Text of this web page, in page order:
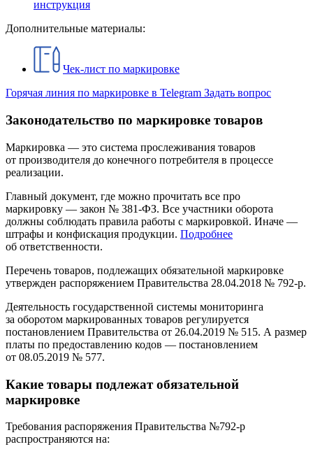
инструкция
Дополнительные материалы:
Чек-лист по маркировке
Горячая линия по маркировке в Telegram Задать вопрос
Законодательство по маркировке товаров
Маркировка — это система прослеживания товаров
от производителя до конечного потребителя в процессе
реализации.
Главный документ, где можно прочитать все про
маркировку — закон № 381-ФЗ. Все участники оборота
должны соблюдать правила работы с маркировкой. Иначе —
штрафы и конфискация продукции. Подробнее
об ответственности.
Перечень товаров, подлежащих обязательной маркировке
утвержден распоряжением Правительства 28.04.2018 № 792-р.
Деятельность государственной системы мониторинга
за оборотом маркированных товаров регулируется
постановлением Правительства от 26.04.2019 № 515. А размер
платы по предоставлению кодов — постановлением
от 08.05.2019 № 577.
Какие товары подлежат обязательной
маркировке
Требования распоряжения Правительства №792-р
распространяются на: